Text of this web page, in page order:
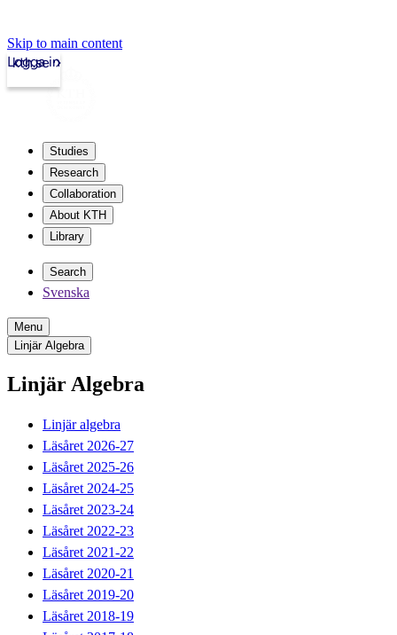
Skip to main content
kth.se
Logga in
Studies
Research
Collaboration
About KTH
Library
Search
Svenska
Menu
Linjär Algebra
Linjär Algebra
Linjär algebra
Läsåret 2026-27
Läsåret 2025-26
Läsåret 2024-25
Läsåret 2023-24
Läsåret 2022-23
Läsåret 2021-22
Läsåret 2020-21
Läsåret 2019-20
Läsåret 2018-19